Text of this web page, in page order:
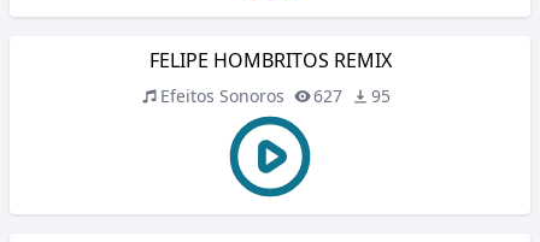
FELIPE HOMBRITOS REMIX
Efeitos Sonoros 627 95